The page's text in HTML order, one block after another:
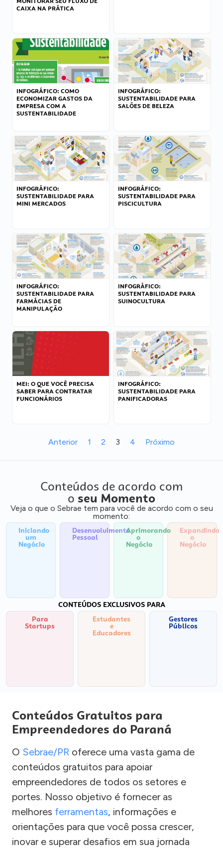
CAIXA NA PRÁTICA
INFOGRÁFICO: COMO
ECONOMIZAR GASTOS DA
EMPRESA COM A
SUSTENTABILIDADE
INFOGRÁFICO:
SUSTENTABILIDADE PARA
SALÕES DE BELEZA
INFOGRÁFICO:
SUSTENTABILIDADE PARA
MINI MERCADOS
INFOGRÁFICO:
SUSTENTABILIDADE PARA
PISCICULTURA
INFOGRÁFICO:
SUSTENTABILIDADE PARA
FARMÁCIAS DE
MANIPULAÇÃO
INFOGRÁFICO:
SUSTENTABILIDADE PARA
SUINOCULTURA
MEI: O QUE VOCÊ PRECISA
SABER PARA CONTRATAR
FUNCIONÁRIOS
INFOGRÁFICO:
SUSTENTABILIDADE PARA
PANIFICADORAS
Anterior 1 2 3 4 Próximo
Conteúdos de acordo com
o seu Momento
Veja o que o Sebrae tem para você de acordo com o seu
momento:
Iniciando
um
Negócio
Desenvolvimento
Pessoal
Aprimorando
o
Negócio
Expandindo
o
Negócio
CONTEÚDOS EXCLUSIVOS PARA
Para
Startups
Estudantes
e
Educadores
Gestores
Públicos
Conteúdos Gratuitos para
Empreendedores do Paraná
O Sebrae/PR oferece uma vasta gama de
conteúdos gratuitos para apoiar
empreendedores de todos os setores e
portes. Nosso objetivo é fornecer as
melhores ferramentas, informações e
orientações para que você possa crescer,
inovar e superar desafios em sua jornada